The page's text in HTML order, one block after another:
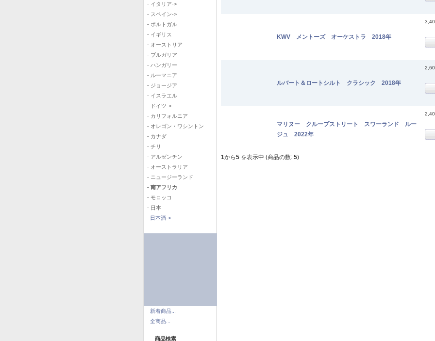
- イタリア->
- スペイン->
- ポルトガル
- イギリス
- オーストリア
- ブルガリア
- ハンガリー
- ルーマニア
- ジョージア
- イスラエル
- ドイツ->
- カリフォルニア
- オレゴン・ワシントン
- カナダ
- チリ
- アルゼンチン
- オーストラリア
- ニュージーランド
- 南アフリカ
- モロッコ
- 日本
日本酒->
新着商品...
全商品...
商品検索
KWV メントーズ オーケストラ 2018年
ルバート＆ロートシルト クラシック 2018年
マリヌー クループストリート スワーランド ルー
ジュ 2022年
1から5 を表示中 (商品の数: 5)